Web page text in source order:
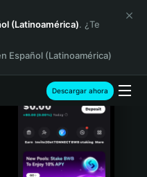
(Latinoamérica). ¿Te
Español (Latinoamérica)
Descargar ahora